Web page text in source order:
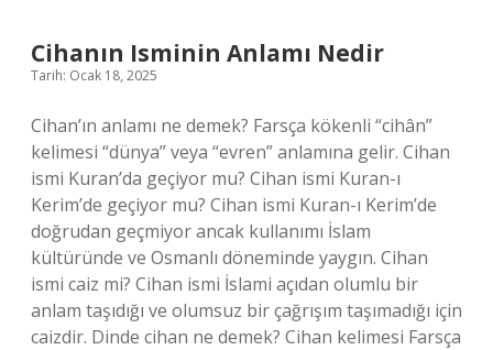
Cihanın Isminin Anlamı Nedir
Tarih: Ocak 18, 2025
Cihan’ın anlamı ne demek? Farsça kökenli “cihân”
kelimesi “dünya” veya “evren” anlamına gelir. Cihan
ismi Kuran’da geçiyor mu? Cihan ismi Kuran-ı
Kerim’de geçiyor mu? Cihan ismi Kuran-ı Kerim’de
doğrudan geçmiyor ancak kullanımı İslam
kültüründe ve Osmanlı döneminde yaygın. Cihan
ismi caiz mi? Cihan ismi İslami açıdan olumlu bir
anlam taşıdığı ve olumsuz bir çağrışım taşımadığı için
caizdir. Dinde cihan ne demek? Cihan kelimesi Farsça